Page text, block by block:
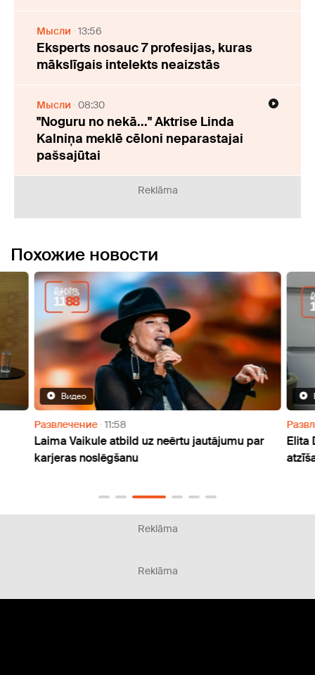
Мысли 13:56
Eksperts nosauc 7 profesijas, kuras
mākslīgais intelekts neaizstās
Мысли 08:30
"Noguru no nekā..." Aktrise Linda
Kalniņa meklē cēloni neparastajai
pašsajūtai
Reklāma
Похожие новости
Видео
Развлечение 11:58
Laima Vaikule atbild uz neērtu jautājumu par
karjeras noslēgšanu
Elita
Reklāma
Reklāma